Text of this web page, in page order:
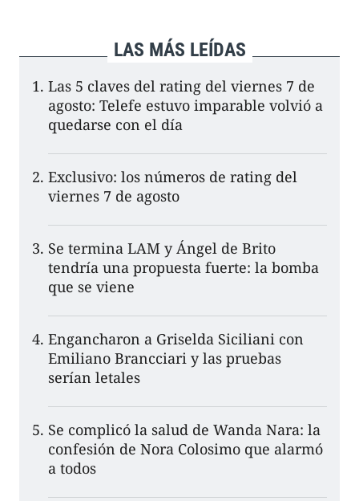
LAS MÁS LEÍDAS
Las 5 claves del rating del viernes 7 de
agosto: Telefe estuvo imparable volvió a
quedarse con el día
Exclusivo: los números de rating del
viernes 7 de agosto
Se termina LAM y Ángel de Brito
tendría una propuesta fuerte: la bomba
que se viene
Engancharon a Griselda Siciliani con
Emiliano Brancciari y las pruebas
serían letales
Se complicó la salud de Wanda Nara: la
confesión de Nora Colosimo que alarmó
a todos